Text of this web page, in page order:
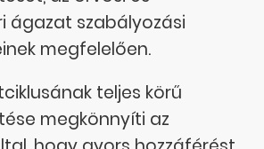
ágazat szabályozási
megfelelően.
teljes körű
megkönnyíti az